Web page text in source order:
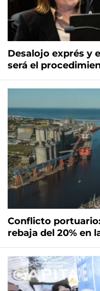
Desalojo exprés y
será el
Conflicto
rebaja del 20% en